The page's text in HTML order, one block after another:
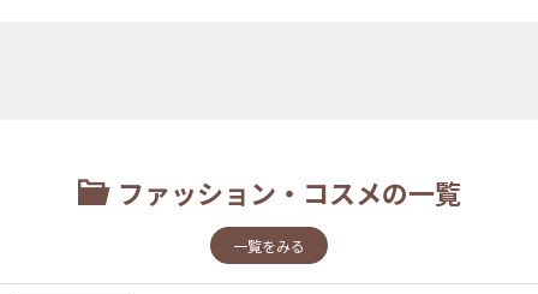
ファッション・コスメの一覧
一覧をみる